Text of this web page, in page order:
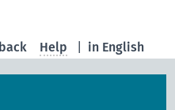
in English
Help